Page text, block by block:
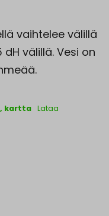
vaihtelee välillä
välillä. Vesi on
kartta Lataa